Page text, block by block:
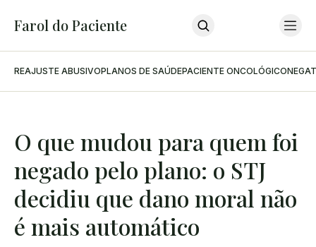
Farol do Paciente
Home
Contato
INSCREVA-SE
REAJUSTE ABUSIVOPLANOS DE SAÚDEPACIENTE ONCOLÓGICO
O que mudou para quem foi
negado pelo plano: o STJ
decidiu que dano moral não
é mais automático